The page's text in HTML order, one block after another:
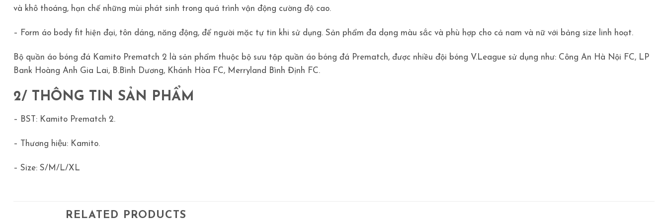
và khô thoáng, hạn chế những mùi phát sinh trong quá trình vận động cường độ cao.
– Form áo body fit hiện đại, tôn dáng, năng động, để người mặc tự tin khi sử dụng. Sản phẩm đa dạng màu sắc và phù hợp cho cả nam và nữ với bảng size linh hoạt.
Bộ quần áo bóng đá Kamito Prematch 2 là sản phẩm thuộc bộ sưu tập quần áo bóng đá Prematch, được nhiều đội bóng V.League sử dụng như: Công An Hà Nội FC, LP
Bank Hoàng Anh Gia Lai, B.Bình Dương, Khánh Hòa FC, Merryland Bình Định FC.
2/ THÔNG TIN SẢN PHẨM
– BST: Kamito Prematch 2.
– Thương hiệu: Kamito.
– Size: S/M/L/XL
RELATED PRODUCTS